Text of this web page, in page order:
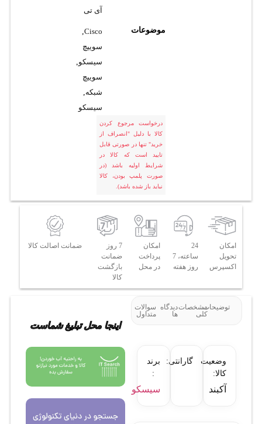
آی تی
موضوعات Cisco
,
سوییچ
سیسکو,
سوییچ
شبکه,
سیسکو
درخواست مرجوع کردن
کالا با دلیل "انصراف از
خرید" تنها در صورتی قابل
تایید است که کالا در
شرایط اولیه باشد (در
صورت پلمپ بودن، کالا
نباید باز شده باشد).
امکان
تحویل
اکسپرس
24
ساعته، 7
روز هفته
امکان
پرداخت
در محل
7 روز
ضمانت
بازگشت
کالا
ضمانت اصالت کالا
توضیحاتمشخصات
کلی
دیدگاه
ها
سوالات
متداول
وضعیت
کالا:
آکبند
گارانتی:
برند
:
سیسکو
اینجا محل تبلیغ شماست